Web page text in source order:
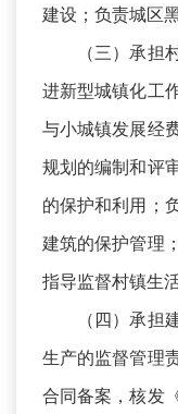
建设；负责城区
（三）承担村
进新型城镇化工
与小城镇发展经
规划的编制和评
的保护和利用；
建筑的保护管理
指导监督村镇生
（四）承担建
生产的监督管理
合同备案，核发